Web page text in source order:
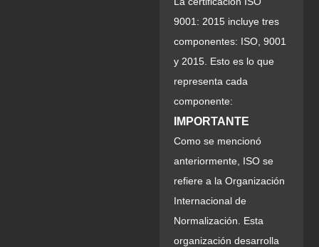
9001: 2015 incluye tres
componentes: ISO, 9001
y 2015. Esto es lo que
representa cada
componente:
IMPORTANTE
Como se mencionó
anteriormente, ISO se
refiere a la Organización
Internacional de
Normalización. Esta
organización desarrolla